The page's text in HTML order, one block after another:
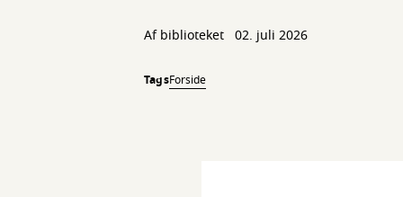
Af biblioteket 02. juli 2026
TagsForside